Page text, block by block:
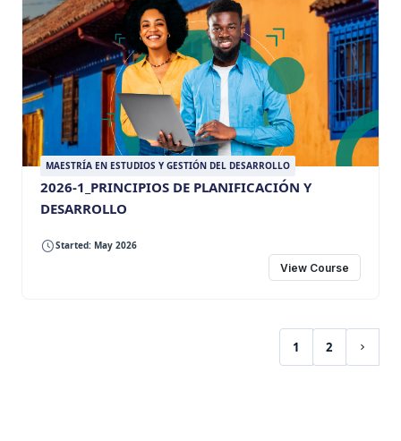
MAESTRÍA EN ESTUDIOS Y GESTIÓN DEL DESARROLLO
2026-1_PRINCIPIOS DE PLANIFICACIÓN Y
DESARROLLO
Started: May 2026
View Course
1
(current)
2